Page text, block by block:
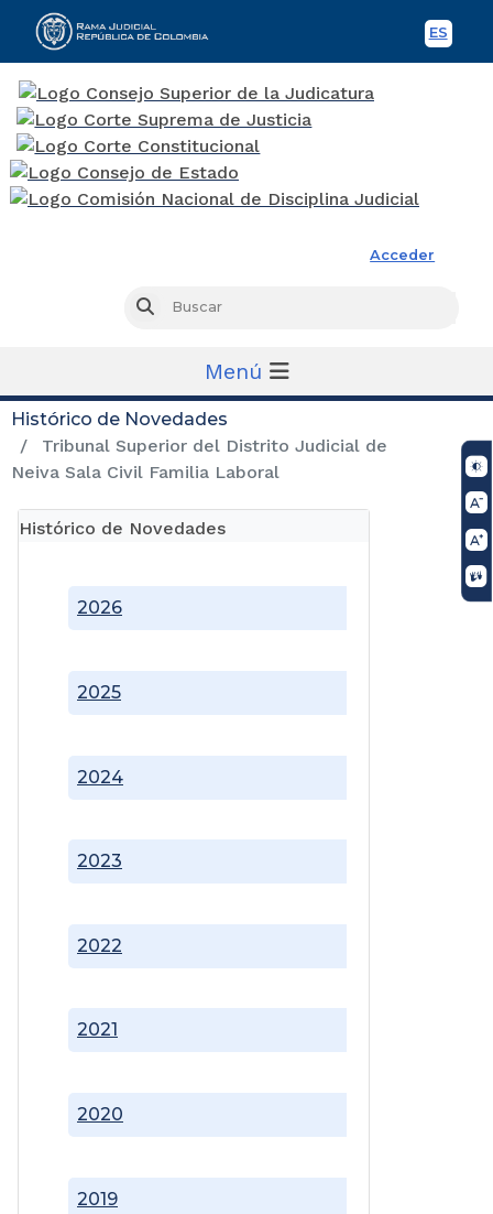
ES
Acceder
Buscar
Menú
Histórico de Novedades
Tribunal Superior del Distrito Judicial de
Neiva Sala Civil Familia Laboral
Histórico de Novedades
2019
2020
2021
2022
2023
2024
2025
2026